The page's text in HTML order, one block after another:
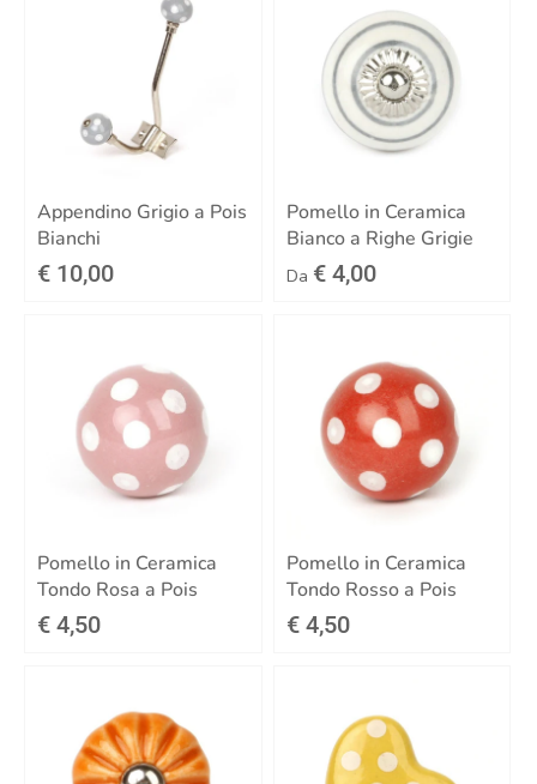
Appendino Grigio a Pois
Bianchi
€ 10,00
Pomello in Ceramica
Bianco a Righe Grigie
Da € 4,00
Pomello in Ceramica
Tondo Rosa a Pois
€ 4,50
Pomello in Ceramica
Tondo Rosso a Pois
€ 4,50